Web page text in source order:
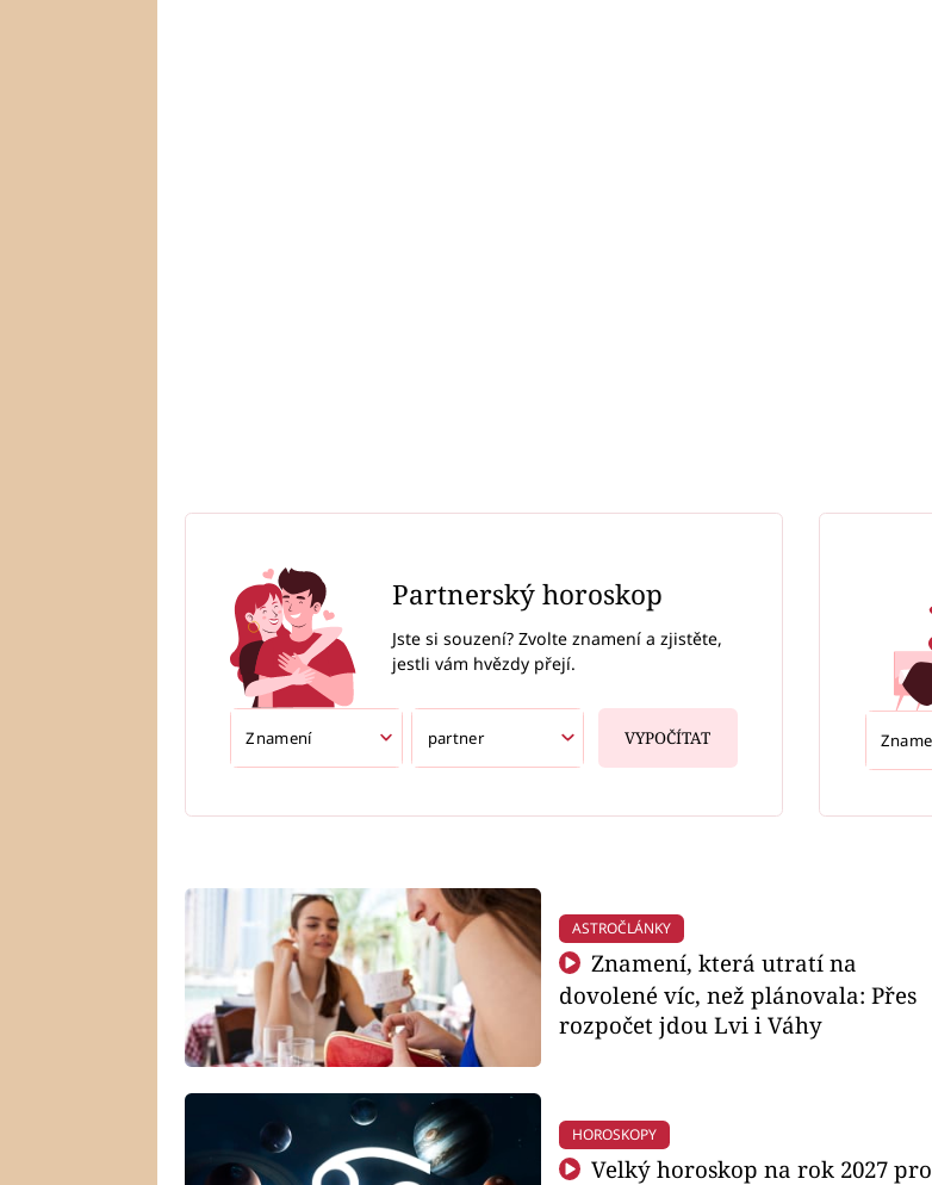
Partnerský horoskop
Jste si souzení? Zvolte znamení a zjistěte,
jestli vám hvězdy přejí.
VYPOČÍTAT
ASTROČLÁNKY
Znamení, která utratí na
dovolené víc, než plánovala: Přes
rozpočet jdou Lvi i Váhy
HOROSKOPY
Velký horoskop na rok 2027 pro